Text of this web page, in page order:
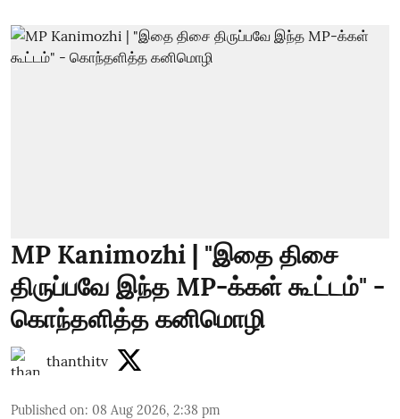
MP Kanimozhi | "இதை திசை
திருப்பவே இந்த MP-க்கள் கூட்டம்" -
கொந்தளித்த கனிமொழி
thanthitv
Published on: 08 Aug 2026, 2:38 pm